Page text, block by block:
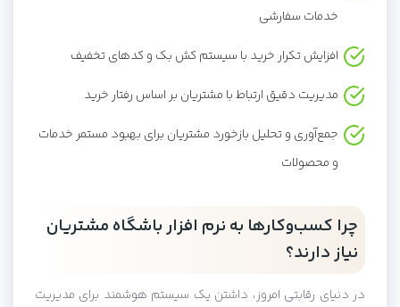
خدمات سفارشی
افزایش تکرار خرید با سیستم کش بک و کدهای تخفیف
مدیریت دقیق ارتباط با مشتریان بر اساس رفتار خرید
جمع‌آوری و تحلیل بازخورد مشتریان برای بهبود مستمر خدمات
و محصولات
چرا کسب‌وکارها به نرم افزار باشگاه مشتریان
نیاز دارند؟
در دنیای رقابتی امروز، داشتن یک سیستم هوشمند برای مدیریت